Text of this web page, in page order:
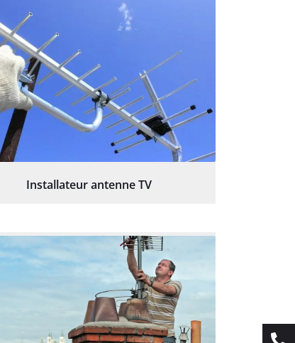
Installateur antenne TV